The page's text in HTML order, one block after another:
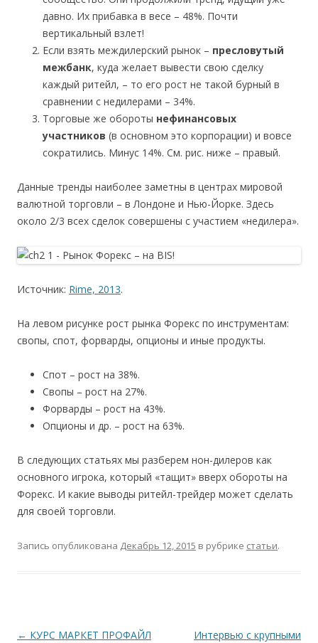
давно. Их прибавка в весе – 48%. Почти
вертикальный взлет!
Если взять междилерский рынок – пресловутый
межбанк, куда желает вывести свою сделку
каждый ритейл, – то его рост не такой бурный в
сравнении с недилерами – 34%.
Торговые же обороты нефинансовых
участников (в основном это корпорации) и вовсе
сократились. Минус 14%. См. рис. ниже – правый.
Данные тренды наиболее заметны в центрах мировой
валютной торговли – в Лондоне и Нью-Йорке. Здесь
около 2/3 всех сделок совершены с участием «недилера».
Источник: Rime, 2013.
На левом рисунке рост рынка Форекс по инструментам:
свопы, спот, форварды, опционы и иные продукты.
Спот – рост на 38%.
Свопы – рост на 27%.
Форварды – рост на 43%.
Опционы и др. – рост на 63%.
В следующих статьях мы разберем нон-дилеров как
основного игрока, который «тащит» вверх обороты на
Форекс. И какие выводы ритейл-трейдер может сделать
для своей торговли.
Запись опубликована Декабрь 12, 2015 в рубрике статьи.
Навигация
← КУРС МАРКЕТ ПРОФАЙЛ
Интервью с крупными